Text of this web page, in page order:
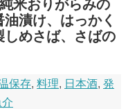
米おりがらみの
漬け、はっかく
しめさば、さばの
保存,料理, 日本酒,発